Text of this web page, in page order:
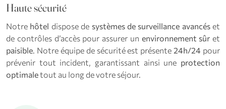
Haute sécurité
Notre hôtel dispose de systèmes de surveillance avancéset
de contrôles d’accès pour assurer un environnement sûr et
paisible . Notre équipe de sécurité est présente24h/24 pour
prévenir tout incident, garantissant ainsi une protection
optimaletout au long de votre séjour.